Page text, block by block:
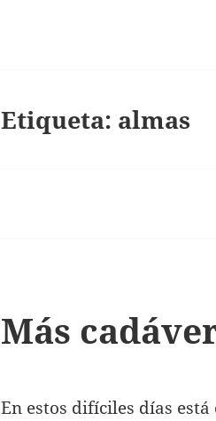
Etiqueta: almas
Más
En estos difíciles días